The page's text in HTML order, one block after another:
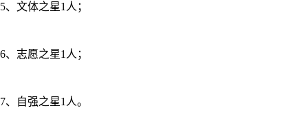
5、文体之星1人；
6、志愿之星1人；
7、自强之星1人。